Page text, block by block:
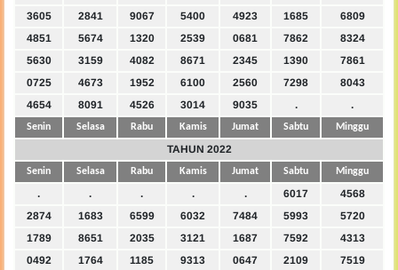
3605 2841 9067 5400 4923 1685
6809
4851
5674 1320 2539 0681 7862
8324
5630
3159 4082 8671 2345 1390
7861
0725
4673 1952 6100 2560 7298
8043
4654
8091 4526 3014 9035 . .
Senin Selasa Rabu Kamis Jumat Sabtu Minggu
TAHUN 2022
Senin Selasa Rabu Kamis Jumat Sabtu Minggu
. . . . . 6017
4568
2874
1683 6599 6032 7484 5993
5720
1789
8651 2035 3121 1687 7592
4313
0492
1764 1185 9313 0647 2109
7519